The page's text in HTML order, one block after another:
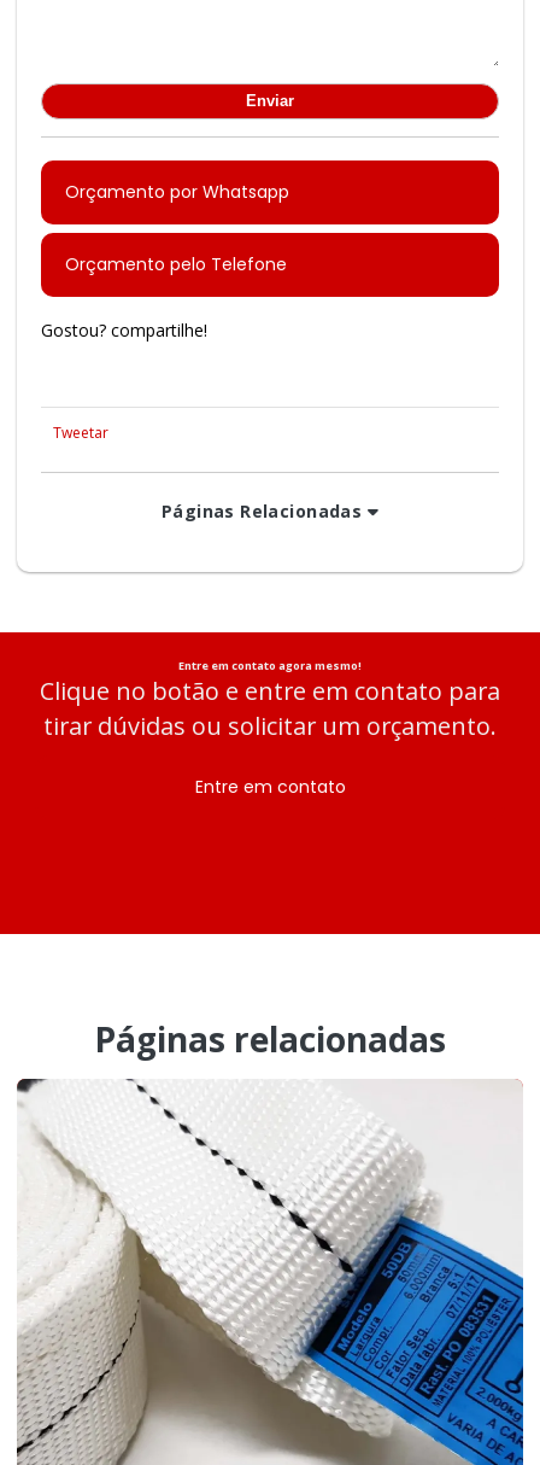
Orçamento por Whatsapp
Orçamento pelo Telefone
Gostou? compartilhe!
Tweetar
Páginas Relacionadas
Entre em contato agora mesmo!
Clique no botão e entre em contato para
tirar dúvidas ou solicitar um orçamento.
Entre em contato
Páginas relacionadas